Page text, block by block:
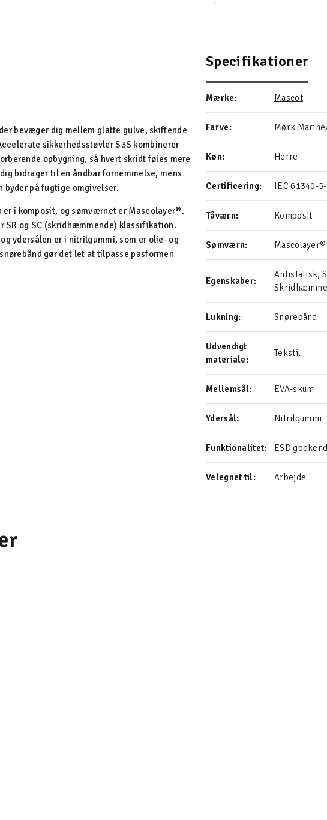
bevæger dig mellem glatte gulve, skiftende
sikkerhedsstøvler S3S kombinerer
opbygning, så hvert skridt føles mere
bidrager til en åndbar fornemmelse, mens
byder på fugtige omgivelser.
i komposit, og sømværnet er Mascolayer®.
SR og SC (skridhæmmende) klassifikation.
ydersålen er i nitrilgummi, som er olie- og
gør det let at tilpasse pasformen
Specifikationer
Mærke: Mascot
Farve: Mørk
Køn: Herre
Certificering: IEC 61340-
Tåværn: Komposit
Sømværn: Mascolayer®
Egenskaber:
Antistatisk,
Lukning: Snørebånd
Udvendigt
materiale:
Tekstil
Mellemsål: EVA-skum
Ydersål: Nitrilgummi
Funktionalitet: ESD
Velegnet til: Arbejde